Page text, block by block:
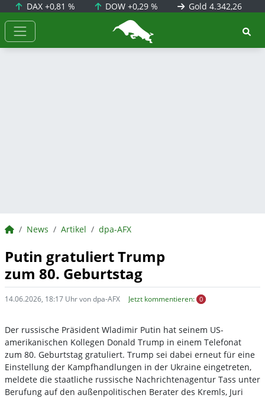
DAX +0,81 % DOW+0,29 % Gold 4.342,26
BörsenNEWS.de
BörsenNEWS.de
News Artikel dpa-AFX
Putin gratuliert Trump
zum 80. Geburtstag
14.06.2026, 18:17 Uhr von dpa-AFX Jetzt kommentieren: 0
Der russische Präsident Wladimir Putin hat seinem US-
amerikanischen Kollegen Donald Trump in einem Telefonat
zum 80. Geburtstag gratuliert. Trump sei dabei erneut für eine
Einstellung der Kampfhandlungen in der Ukraine eingetreten,
meldete die staatliche russische Nachrichtenagentur Tass unter
Berufung auf den außenpolitischen Berater des Kremls, Juri